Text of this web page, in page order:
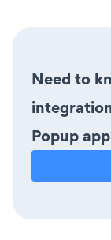
Need to
Popup